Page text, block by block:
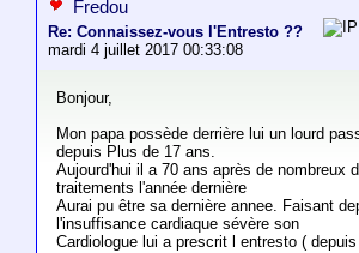
Fredou
Re: Connaissez-vous l'Entresto ??
mardi 4 juillet 2017 00:33:08
Bonjour,
Mon papa possède derrière lui un lourd
depuis Plus de 17 ans.
Aujourd'hui il a 70 ans après de nombreux
traitements l'année dernière
Aurai pu être sa dernière annee. Faisant
l'insuffisance cardiaque sévère son
Cardiologue lui a prescrit l entresto (